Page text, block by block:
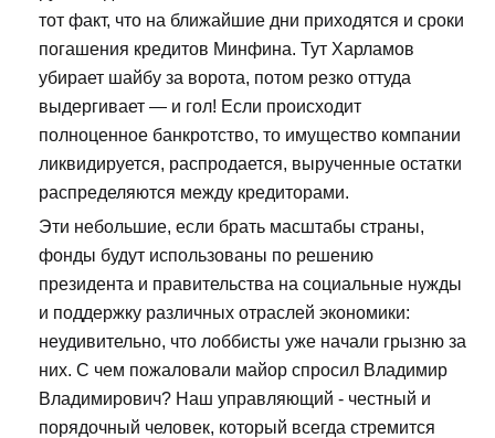
тот факт, что на ближайшие дни приходятся и сроки
погашения кредитов Минфина. Тут Харламов
убирает шайбу за ворота, потом резко оттуда
выдергивает — и гол! Если происходит
полноценное банкротство, то имущество компании
ликвидируется, распродается, вырученные остатки
распределяются между кредиторами.
Эти небольшие, если брать масштабы страны,
фонды будут использованы по решению
президента и правительства на социальные нужды
и поддержку различных отраслей экономики:
неудивительно, что лоббисты уже начали грызню за
них. С чем пожаловали майор спросил Владимир
Владимирович? Наш управляющий - честный и
порядочный человек, который всегда стремится